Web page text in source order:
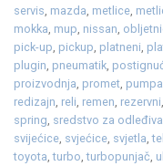
servis mazda metlice
mokka mup nissan
pick-up pickup platneni
plugin pneumatik
proizvodnja promet
redizajn reli remen rezervni
spring sredstvo za
svijećice svjećice svjetla ,
toyota ,turbo ,turbopunjač